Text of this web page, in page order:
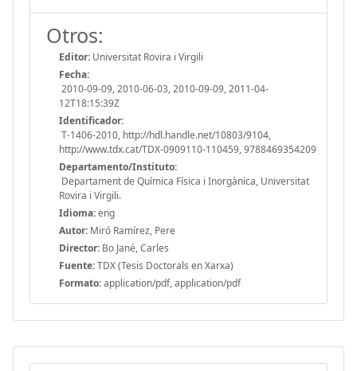
Otros:
Editor: Universitat Rovira i Virgili
Fecha:
2010-09-09, 2010-06-03, 2010-09-09, 2011-04-
12T18:15:39Z
Identificador:
T-1406-2010, http://hdl.handle.net/10803/9104,
http://www.tdx.cat/TDX-0909110-110459, 9788469354209
Departamento/Instituto:
Departament de Química Física i Inorgànica, Universitat
Rovira i Virgili.
Idioma:eng
Autor: Miró Ramírez, Pere
Director: Bo Jané, Carles
Fuente:TDX (Tesis Doctorals en Xarxa)
Formato:application/pdf, application/pdf